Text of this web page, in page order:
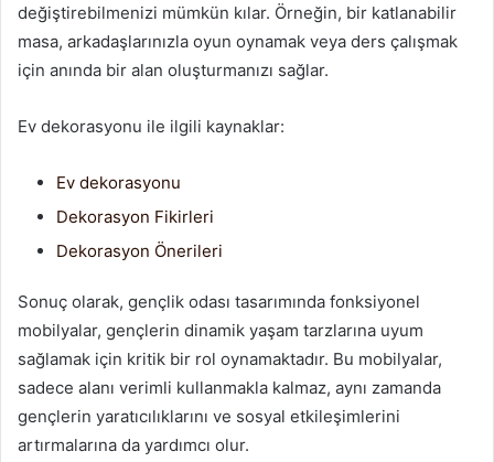
değiştirebilmenizi mümkün kılar. Örneğin, bir katlanabilir
masa, arkadaşlarınızla oyun oynamak veya ders çalışmak
için anında bir alan oluşturmanızı sağlar.
Ev dekorasyonu ile ilgili kaynaklar:
Ev dekorasyonu
Dekorasyon Fikirleri
Dekorasyon Önerileri
Sonuç olarak, gençlik odası tasarımında fonksiyonel
mobilyalar, gençlerin dinamik yaşam tarzlarına uyum
sağlamak için kritik bir rol oynamaktadır. Bu mobilyalar,
sadece alanı verimli kullanmakla kalmaz, aynı zamanda
gençlerin yaratıcılıklarını ve sosyal etkileşimlerini
artırmalarına da yardımcı olur.